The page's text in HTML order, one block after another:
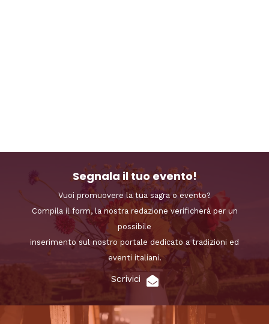
Segnala il tuo evento!
Vuoi promuovere la tua sagra o evento?
Compila il form, la nostra redazione verificherà per un
possibile
inserimento sul nostro portale dedicato a tradizioni ed
eventi italiani.
Scrivici